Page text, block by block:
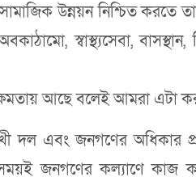
উন্নয়ন নিশ্চিত করতে
স্বাস্থ্যসেবা,
আছে বলেই আমরা এটা
এবং জনগণের অধিকার
জনগণের কল্যাণে